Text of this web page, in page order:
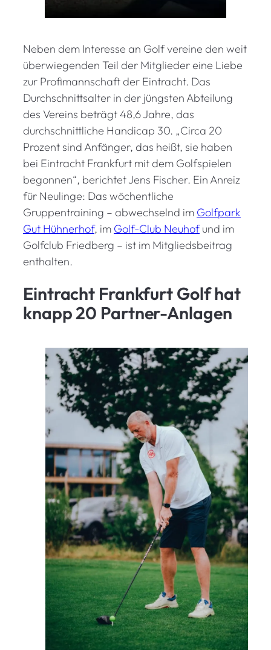
Neben dem Interesse an Golf vereine den weit
überwiegenden Teil der Mitglieder eine Liebe
zur Profimannschaft der Eintracht. Das
Durchschnittsalter in der jüngsten Abteilung
des Vereins beträgt 48,6 Jahre, das
durchschnittliche Handicap 30. „Circa 20
Prozent sind Anfänger, das heißt, sie haben
bei Eintracht Frankfurt mit dem Golfspielen
begonnen“, berichtet Jens Fischer. Ein Anreiz
für Neulinge: Das wöchentliche
Gruppentraining – abwechselnd im Golfpark
Gut Hühnerhof, im Golf-Club Neuhofund im
Golfclub Friedberg – ist im Mitgliedsbeitrag
enthalten.
Eintracht Frankfurt Golf hat
knapp 20 Partner-Anlagen